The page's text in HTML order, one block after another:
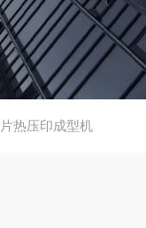
热压印成型机